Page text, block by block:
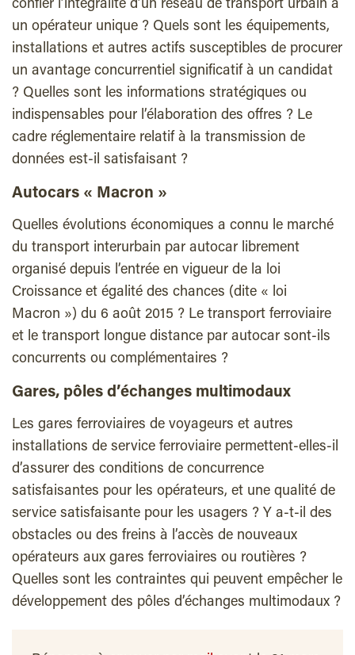
confier l’intégralité d’un réseau de transport urbain à
un opérateur unique ? Quels sont les équipements,
installations et autres actifs susceptibles de procurer
un avantage concurrentiel significatif à un candidat
? Quelles sont les informations stratégiques ou
indispensables pour l’élaboration des offres ? Le
cadre réglementaire relatif à la transmission de
données est-il satisfaisant ?
Autocars « Macron »
Quelles évolutions économiques a connu le marché
du transport interurbain par autocar librement
organisé depuis l’entrée en vigueur de la loi
Croissance et égalité des chances (dite « loi
Macron ») du 6 août 2015 ? Le transport ferroviaire
et le transport longue distance par autocar sont-ils
concurrents ou complémentaires ?
Gares, pôles d’échanges multimodaux
Les gares ferroviaires de voyageurs et autres
installations de service ferroviaire permettent-elles-il
d’assurer des conditions de concurrence
satisfaisantes pour les opérateurs, et une qualité de
service satisfaisante pour les usagers ? Y a-t-il des
obstacles ou des freins à l’accès de nouveaux
opérateurs aux gares ferroviaires ou routières ?
Quelles sont les contraintes qui peuvent empêcher le
développement des pôles d’échanges multimodaux ?